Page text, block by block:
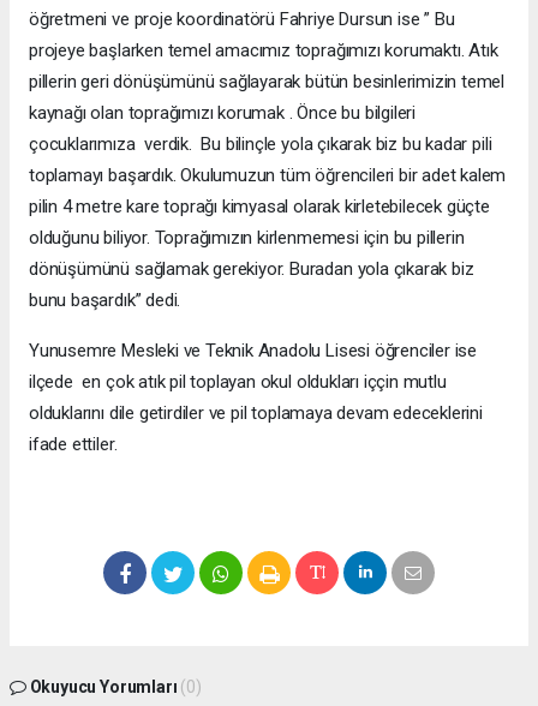
öğretmeni ve proje koordinatörü Fahriye Dursun ise ” Bu
projeye başlarken temel amacımız toprağımızı korumaktı. Atık
pillerin geri dönüşümünü sağlayarak bütün besinlerimizin temel
kaynağı olan toprağımızı korumak . Önce bu bilgileri
çocuklarımıza verdik. Bu bilinçle yola çıkarak biz bu kadar pili
toplamayı başardık. Okulumuzun tüm öğrencileri bir adet kalem
pilin 4 metre kare toprağı kimyasal olarak kirletebilecek güçte
olduğunu biliyor. Toprağımızın kirlenmemesi için bu pillerin
dönüşümünü sağlamak gerekiyor. Buradan yola çıkarak biz
bunu başardık” dedi.
Yunusemre Mesleki ve Teknik Anadolu Lisesi öğrenciler ise
ilçede en çok atık pil toplayan okul oldukları iççin mutlu
olduklarını dile getirdiler ve pil toplamaya devam edeceklerini
ifade ettiler.
Okuyucu Yorumları (0)